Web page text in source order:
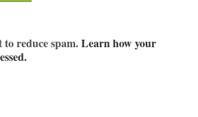
to reduce spam.Learn how your